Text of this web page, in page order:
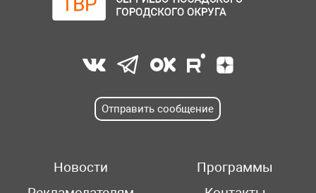
Отправить сообщение
Новости
Программы